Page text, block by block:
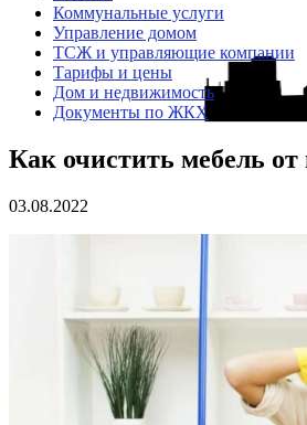
Коммунальные услуги
Управление домом
ТСЖ и управляющие компании
Тарифы и цены
Дом и недвижимость
Документы по ЖКХ
Как очистить мебель от
03.08.2022